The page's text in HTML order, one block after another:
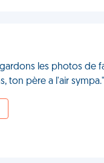
les photos de
ton père a l'air